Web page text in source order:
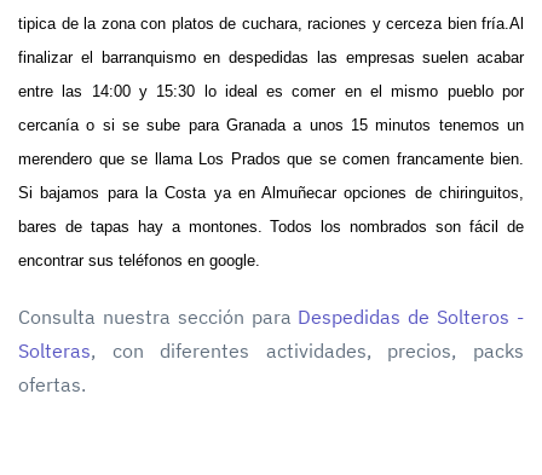
tipica de la zona con platos de cuchara, raciones y cerceza bien fría.Al
finalizar el barranquismo en despedidas las empresas suelen acabar
entre las 14:00 y 15:30 lo ideal es comer en el mismo pueblo por
cercanía o si se sube para Granada a unos 15 minutos tenemos un
merendero que se llama Los Prados que se comen francamente bien.
Si bajamos para la Costa ya en Almuñecar opciones de chiringuitos,
bares de tapas hay a montones. Todos los nombrados son fácil de
encontrar sus teléfonos en google.
Consulta nuestra sección para Despedidas de Solteros -
Solteras, con diferentes actividades, precios, packs
ofertas.